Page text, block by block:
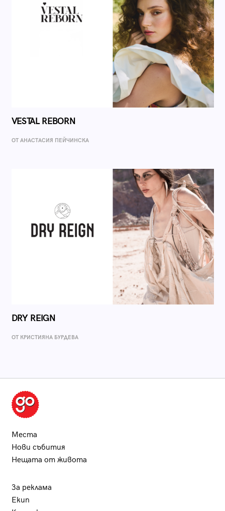
VESTAL REBORN
ОТ AНАСТАСИЯ ПЕЙЧИНСКА
DRY REIGN
ОТ КРИСТИЯНА БУРДЕВА
Места
Нови събития
Нещата от живота
За реклама
Екип